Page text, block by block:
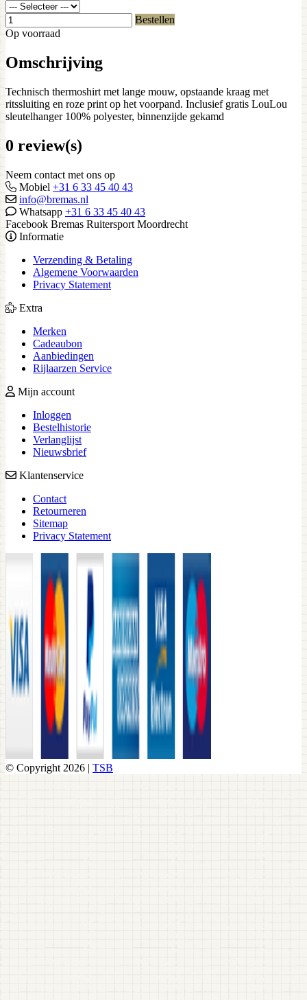
Bestellen
Op voorraad
Omschrijving
Technisch thermoshirt met lange mouw, opstaande kraag met
ritssluiting en roze print op het voorpand. Inclusief gratis LouLou
sleutelhanger 100% polyester, binnenzijde gekamd
0 review(s)
Neem contact met ons op
Mobiel +31 6 33 45 40 43
info@bremas.nl
Whatsapp +31 6 33 45 40 43
Facebook Bremas Ruitersport Moordrecht
Informatie
Verzending & Betaling
Algemene Voorwaarden
Privacy Statement
Extra
Merken
Cadeaubon
Aanbiedingen
Rijlaarzen Service
Mijn account
Inloggen
Bestelhistorie
Verlanglijst
Nieuwsbrief
Klantenservice
Contact
Retourneren
Sitemap
Privacy Statement
© Copyright 2026 | TSB